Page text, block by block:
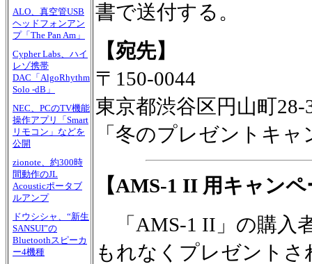
ALO、真空管USB
ヘッドフォンアン
プ「The Pan Am」
Cypher Labs、ハイ
レゾ携帯
DAC「AlgoRhythm
Solo -dB」
NEC、PCのTV機能
操作アプリ「Smart
リモコン」などを
公開
zionote、約300時
間動作のJL
Acousticポータブ
ルアンプ
ドウシシャ、“新生
SANSUI”の
Bluetoothスピーカ
ー4機種
書で送付する。
【宛先】
〒150-0044
東京都渋谷区円山町
「冬のプレゼントキ
【AMS-1 II 用キャン
「AMS-1 II」の購入
もれなくプレゼント